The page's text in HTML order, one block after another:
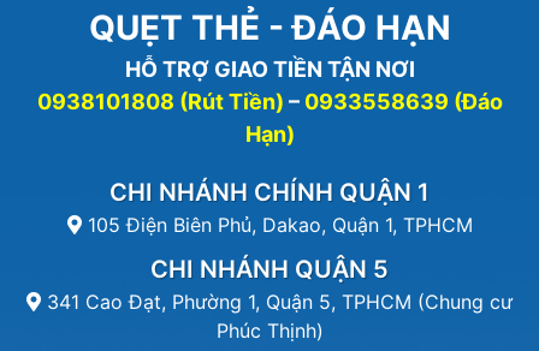
QUẸT THẺ - ĐÁO HẠN
HỖ TRỢ GIAO TIỀN TẬN NƠI
0938101808 (Rút Tiền) – 0933558639 (Đáo
Hạn)
CHI NHÁNH CHÍNH QUẬN 1
105 Điện Biên Phủ, Dakao, Quận 1, TPHCM
CHI NHÁNH QUẬN 5
341 Cao Đạt, Phường 1, Quận 5, TPHCM (Chung cư
Phúc Thịnh)